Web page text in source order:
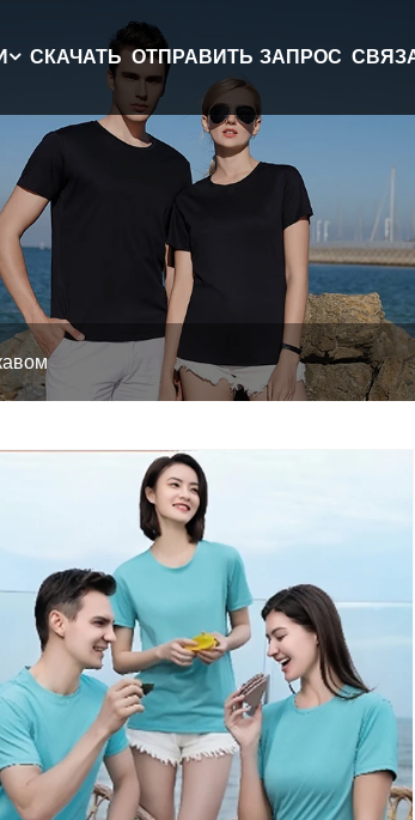
СКАЧАТЬ ОТПРАВИТЬ ЗАПРОС